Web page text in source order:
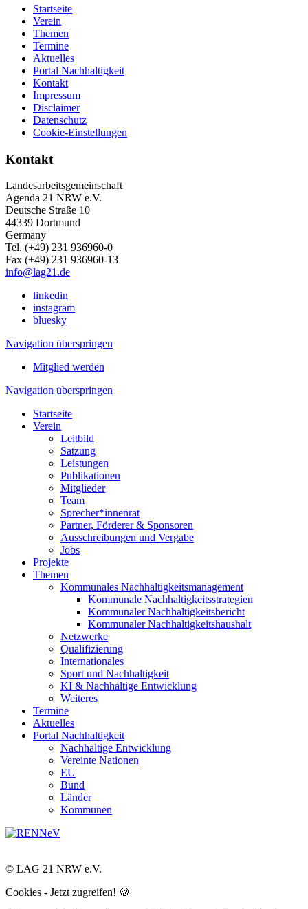
Startseite
Verein
Themen
Termine
Aktuelles
Portal Nachhaltigkeit
Kontakt
Impressum
Disclaimer
Datenschutz
Cookie-Einstellungen
Kontakt
Landesarbeitsgemeinschaft
Agenda 21 NRW e.V.
Deutsche Straße 10
44339 Dortmund
Germany
Tel. (+49) 231 936960-0
Fax (+49) 231 936960-13
info@lag21.de
linkedin
instagram
bluesky
Navigation überspringen
Mitglied werden
Navigation überspringen
Startseite
Verein
Leitbild
Satzung
Leistungen
Publikationen
Mitglieder
Team
Sprecher*innenrat
Partner, Förderer & Sponsoren
Ausschreibungen und Vergabe
Jobs
Projekte
Themen
Kommunales Nachhaltigkeitsmanagement
Kommunale Nachhaltigkeitsstrategien
Kommunaler Nachhaltigkeitsbericht
Kommunaler Nachhaltigkeitshaushalt
Netzwerke
Qualifizierung
Internationales
Sport und Nachhaltigkeit
KI & Nachhaltige Entwicklung
Weiteres
Termine
Aktuelles
Portal Nachhaltigkeit
Nachhaltige Entwicklung
Vereinte Nationen
EU
Bund
Länder
Kommunen
© LAG 21 NRW e.V.
Cookies - Jetzt zugreifen! 🍪